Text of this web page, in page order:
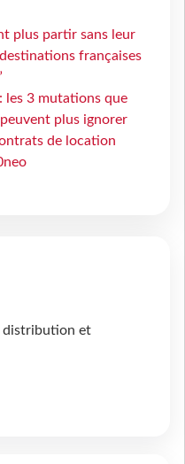
plus partir sans leur
françaises
les 3 mutations que
plus ignorer
de location
distribution et